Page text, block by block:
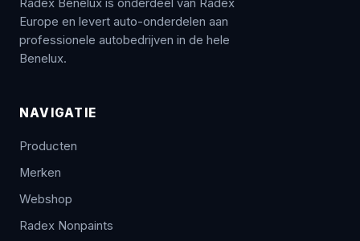
Radex Benelux is onderdeel van Radex
Europe en levert auto-onderdelen aan
professionele autobedrijven in de hele
Benelux.
NAVIGATIE
Producten
Merken
Webshop
Radex Nonpaints